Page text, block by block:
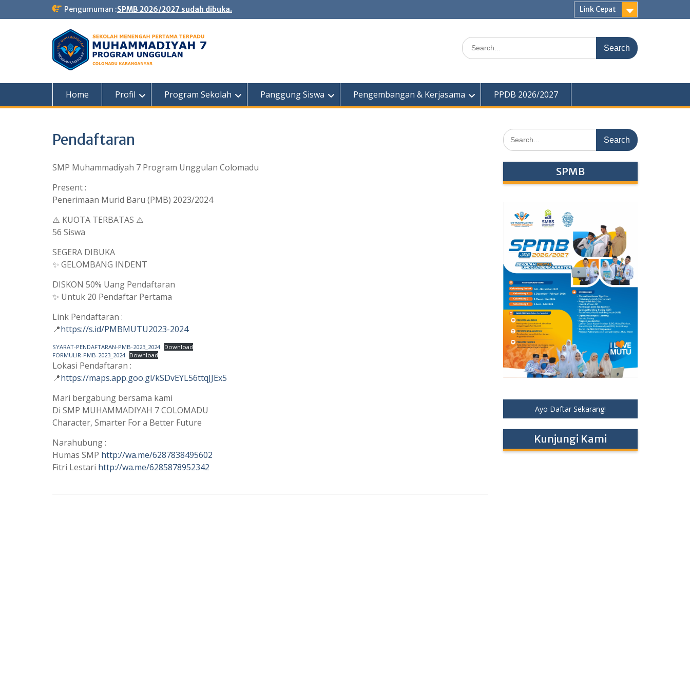
Pengumuman :SPMB 2026/2027 sudah dibuka. Link Cepat
Search
for:
Home Profil Program Sekolah Panggung Siswa Pengembangan & Kerjasama PPDB 2026/2027
Pendaftaran
SMP Muhammadiyah 7 Program Unggulan Colomadu
Present :
Penerimaan Murid Baru (PMB) 2023/2024
⚠️ KUOTA TERBATAS ⚠️
56 Siswa
SEGERA DIBUKA
✨ GELOMBANG INDENT
DISKON 50% Uang Pendaftaran
✨ Untuk 20 Pendaftar Pertama
Link Pendaftaran :
📍https://s.id/PMBMUTU2023-2024
SYARAT-PENDAFTARAN-PMB-2023_2024 Download
FORMULIR-PMB-2023_2024 Download
Lokasi Pendaftaran :
📍https://maps.app.goo.gl/kSDvEYL56ttqJJEx5
Mari bergabung bersama kami
Di SMP MUHAMMADIYAH 7 COLOMADU
Character, Smarter For a Better Future
Narahubung :
Humas SMP http://wa.me/6287838495602
Fitri Lestari http://wa.me/6285878952342
Search
for:
SPMB
Ayo Daftar Sekarang!
Kunjungi Kami